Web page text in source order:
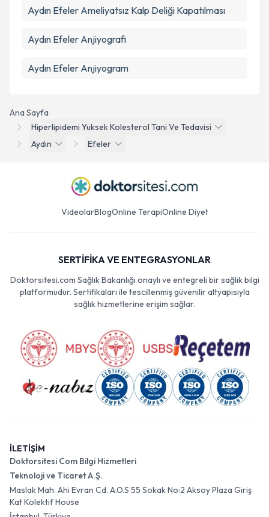
Ana Sayfa
Hiperlipidemi Yuksek Kolesterol Tani Ve Tedavisi
Aydın
Efeler
Aydın Efeler Ameliyatsız Kalp Deliği Kapatılması
Aydın Efeler Anjiyografi
Aydın Efeler Anjiyogram
VideolarBlogOnline TerapiOnline Diyet
SERTİFİKA VE ENTEGRASYONLAR
Doktorsitesi.com Sağlık Bakanlığı onaylı ve entegreli bir sağlık bilgi
platformudur. Sertifikaları ile tescillenmiş güvenilir altyapısıyla
sağlık hizmetlerine erişim sağlar.
İLETİŞİM
Doktorsitesi Com Bilgi Hizmetleri
Teknoloji ve Ticaret A.Ş.
Maslak Mah. Ahi Evran Cd. A.O.S 55 Sokak No:2 Aksoy Plaza Giriş
Kat Kolektif House